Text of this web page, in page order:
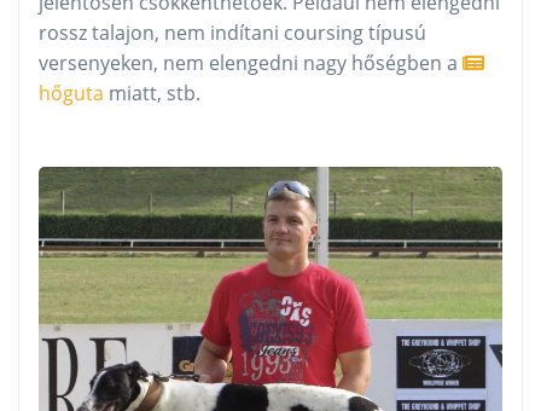
rossz talajon, nem indítani coursing típusú
versenyeken, nem elengedni nagy hőségben a
hőguta miatt, stb.